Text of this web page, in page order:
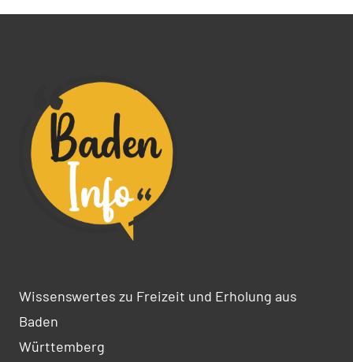
Wissenswertes zu Freizeit und Erholung aus
Baden
Württemberg